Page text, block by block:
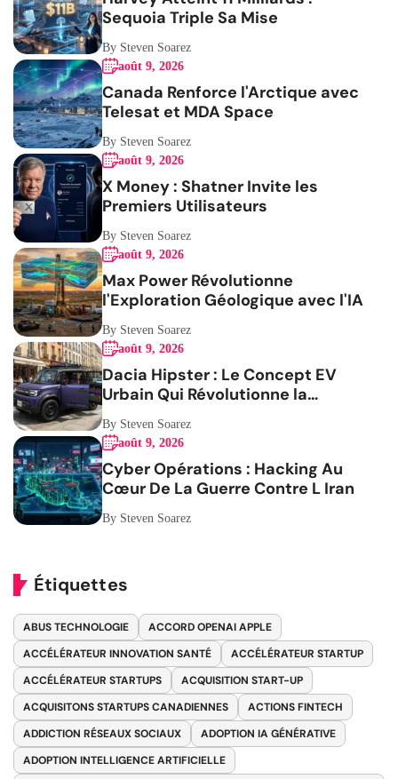
Sequoia Triple Sa Mise
By Steven Soarez
août 9, 2026
Canada Renforce l'Arctique avec
Telesat et MDA Space
By Steven Soarez
août 9, 2026
X Money : Shatner Invite les
Premiers Utilisateurs
By Steven Soarez
août 9, 2026
Max Power Révolutionne
l'Exploration Géologique avec l'IA
By Steven Soarez
août 9, 2026
Dacia Hipster : Le Concept EV
Urbain Qui Révolutionne la
Mobilité
By Steven Soarez
août 9, 2026
Cyber Opérations : Hacking Au
Cœur De La Guerre Contre L Iran
By Steven Soarez
Étiquettes
ABUS TECHNOLOGIE
ACCORD OPENAI APPLE
ACCÉLÉRATEUR INNOVATION SANTÉ
ACCÉLÉRATEUR STARTUP
ACCÉLÉRATEUR STARTUPS
ACQUISITION START-UP
ACQUISITONS STARTUPS CANADIENNES
ACTIONS FINTECH
ADDICTION RÉSEAUX SOCIAUX
ADOPTION IA GÉNÉRATIVE
ADOPTION INTELLIGENCE ARTIFICIELLE